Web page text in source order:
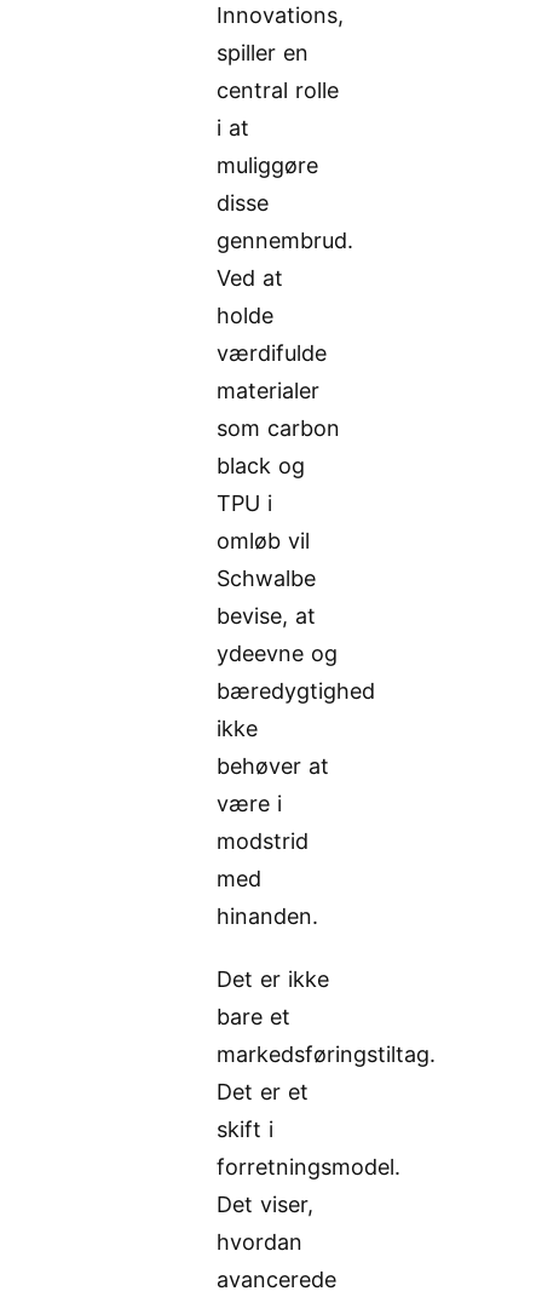
Innovations,
spiller en
central rolle
i at
muliggøre
disse
gennembrud.
Ved at
holde
værdifulde
materialer
som carbon
black og
TPU i
omløb vil
Schwalbe
bevise, at
ydeevne og
bæredygtighed
ikke
behøver at
være i
modstrid
med
hinanden.
Det er ikke
bare et
markedsføringstiltag.
Det er et
skift i
forretningsmodel.
Det viser,
hvordan
avancerede